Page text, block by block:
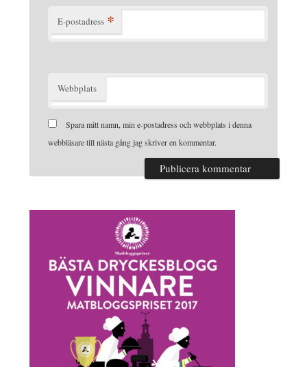
E-postadress *
Webbplats
Spara mitt namn, min e-postadress och webbplats i denna
webbläsare till nästa gång jag skriver en kommentar.